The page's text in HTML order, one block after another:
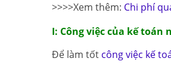
>>>>Xem thêm: Chi phí
I: Công việc của kế toán
Để làm tốt công việc kế